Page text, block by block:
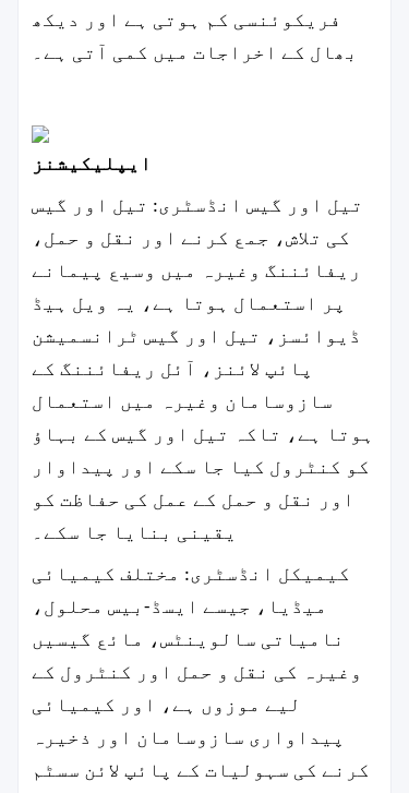
فریکوئنسی کم ہوتی ہے اور دیکھ
بھال کے اخراجات میں کمی آتی ہے۔
ایپلیکیشنز
تیل اور گیس انڈسٹری: تیل اور گیس
کی تلاش، جمع کرنے اور نقل و حمل،
ریفائننگ وغیرہ میں وسیع پیمانے
پر استعمال ہوتا ہے، یہ ویل ہیڈ
ڈیوائسز، تیل اور گیس ٹرانسمیشن
پائپ لائنز، آئل ریفائننگ کے
سازوسامان وغیرہ میں استعمال
ہوتا ہے، تاکہ تیل اور گیس کے بہاؤ
کو کنٹرول کیا جا سکے اور پیداوار
اور نقل و حمل کے عمل کی حفاظت کو
یقینی بنایا جا سکے۔
کیمیکل انڈسٹری: مختلف کیمیائی
میڈیا، جیسے ایسڈ-بیس محلول،
نامیاتی سالوینٹس، مائع گیسیں
وغیرہ کی نقل و حمل اور کنٹرول کے
لیے موزوں ہے، اور کیمیائی
پیداواری سازوسامان اور ذخیرہ
کرنے کی سہولیات کے پائپ لائن سسٹم